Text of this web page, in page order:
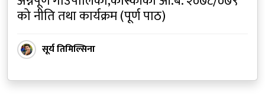
को नीति तथा कार्यक्रम (पूर्ण पाठ)
सूर्य तिमिल्सिना